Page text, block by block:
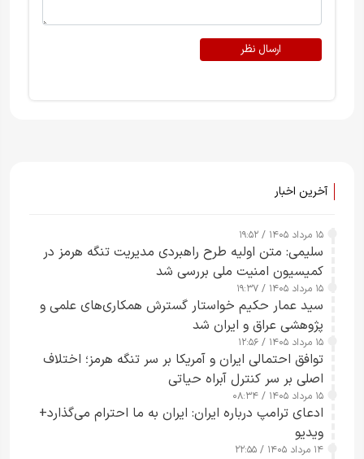
ارسال نظر
آخرین اخبار
۱۵ مرداد ۱۴۰۵ / ۱۹:۵۲
سلیمی: متن اولیه طرح راهبردی مدیریت تنگه هرمز در
کمیسیون امنیت ملی بررسی شد
۱۵ مرداد ۱۴۰۵ / ۱۹:۳۷
سید عمار حکیم خواستار گسترش همکاری‌های علمی و
پژوهشی عراق و ایران شد
۱۵ مرداد ۱۴۰۵ / ۱۲:۵۶
توافق احتمالی ایران و آمریکا بر سر تنگه هرمز؛ اختلاف
اصلی بر سر کنترل آبراه حیاتی
۱۵ مرداد ۱۴۰۵ / ۰۸:۳۴
ادعای ترامپ درباره ایران: ایران به ما احترام می‌گذارد+
ویدیو
۱۴ مرداد ۱۴۰۵ / ۲۲:۵۵